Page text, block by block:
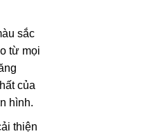
sắc
từ mọi
của
hình.
thiện